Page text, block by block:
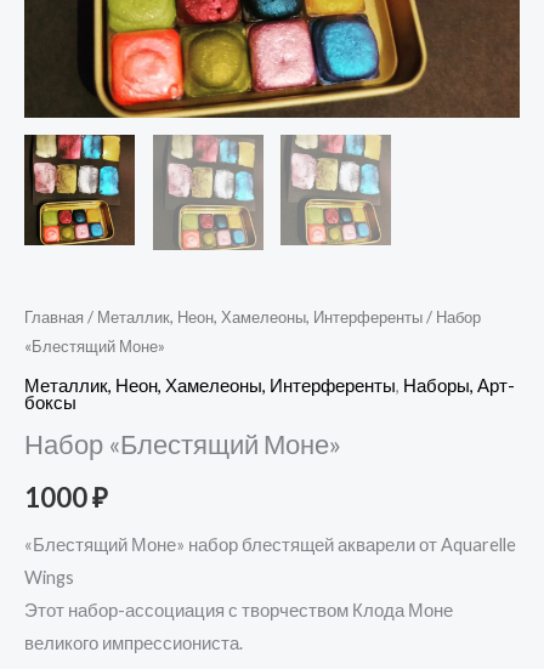
Главная / Металлик, Неон, Хамелеоны, Интерференты/ Набор
«Блестящий Моне»
Металлик, Неон, Хамелеоны, Интерференты, Наборы, Арт-
боксы
Набор «Блестящий Моне»
1000₽
«Блестящий Моне» набор блестящей акварели от Aquarelle
Wings
Этот набор-ассоциация с творчеством Клода Моне
великого импрессиониста.